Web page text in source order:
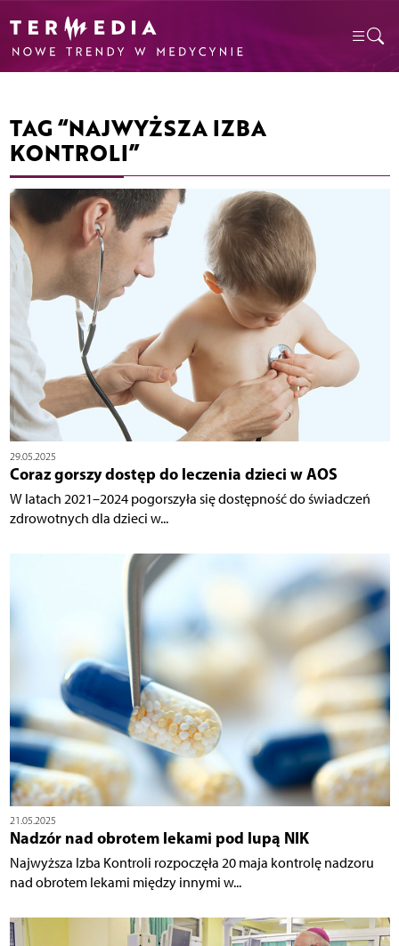
TAG “NAJWYŻSZA IZBA
KONTROLI”
29.05.2025
Coraz gorszy dostęp do leczenia dzieci w AOS
W latach 2021–2024 pogorszyła się dostępność do świadczeń
zdrowotnych dla dzieci w...
21.05.2025
Nadzór nad obrotem lekami pod lupą NIK
Najwyższa Izba Kontroli rozpoczęła 20 maja kontrolę nadzoru
nad obrotem lekami między innymi w...